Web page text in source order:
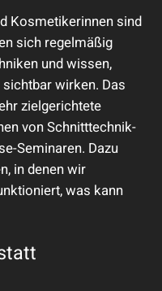
Kosmetikerinnen sind
sich regelmäßig
und wissen,
wirken. Das
zielgerichtete
von Schnitttechnik-
Seminaren. Dazu
in denen wir
was kann